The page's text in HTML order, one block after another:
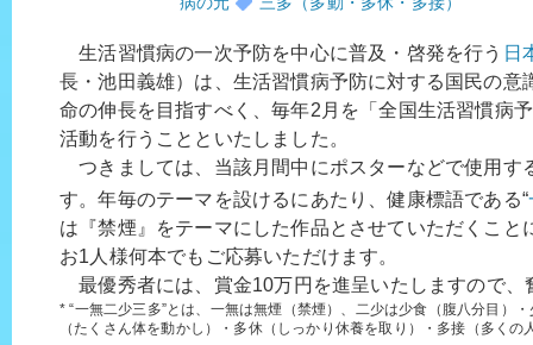
生活習慣病の一次予防を中心に普及・啓発を行う 日
長・池田義雄）は、生活習慣病予防に対する国民の意
命の伸長を目指すべく、毎年2月を「全国生活習慣病
活動を行うことといたしました。
つきましては、当該月間中にポスターなどで使用す
す。年毎のテーマを設けるにあたり、健康標語である“
は『禁煙』をテーマにした作品とさせていただくこと
お1人様何本でもご応募いただけます。
最優秀者には、賞金10万円を進呈いたしますので、
* “一無二少三多”とは、一無は無煙（禁煙）、二少は少食（腹八分目）
（たくさん体を動かし）・多休（しっかり休養を取り）・多接（多く